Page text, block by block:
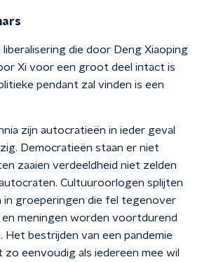
die door Deng Xiaoping
Xi voor een groot deel intact is
pendant zal vinden is een
zijn autocratieën in ieder geval
Democratieën staan er niet
zaaien verdeeldheid niet zelden
Cultuuroorlogen splijten
in groeperingen die fel tegenover
en meningen worden voortdurend
Het bestrijden van een pandemie
eenvoudig als iedereen mee wil